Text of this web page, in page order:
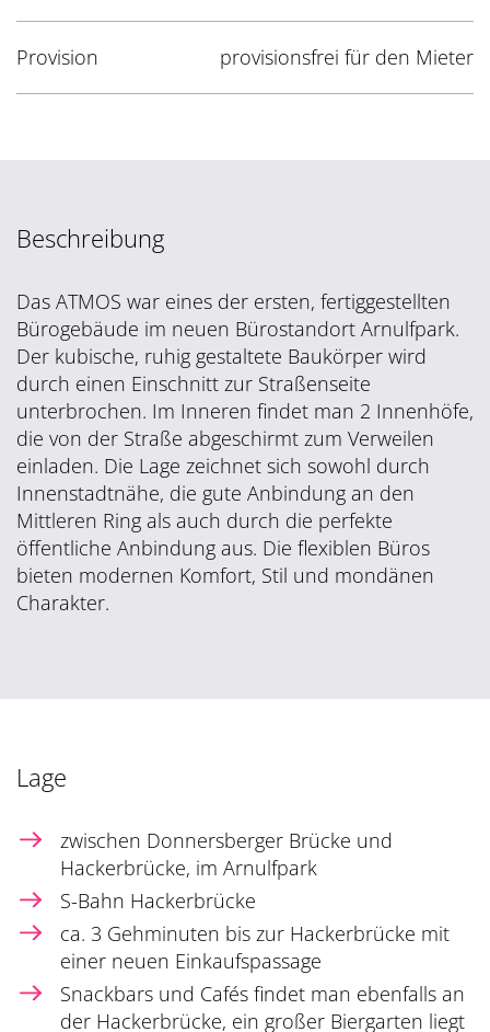
Provision provisionsfrei für den Mieter
Beschreibung
Das ATMOS war eines der ersten, fertiggestellten
Bürogebäude im neuen Bürostandort Arnulfpark.
Der kubische, ruhig gestaltete Baukörper wird
durch einen Einschnitt zur Straßenseite
unterbrochen. Im Inneren findet man 2 Innenhöfe,
die von der Straße abgeschirmt zum Verweilen
einladen. Die Lage zeichnet sich sowohl durch
Innenstadtnähe, die gute Anbindung an den
Mittleren Ring als auch durch die perfekte
öffentliche Anbindung aus. Die flexiblen Büros
bieten modernen Komfort, Stil und mondänen
Charakter.
Lage
zwischen Donnersberger Brücke und
Hackerbrücke, im Arnulfpark
S-Bahn Hackerbrücke
ca. 3 Gehminuten bis zur Hackerbrücke mit
einer neuen Einkaufspassage
Snackbars und Cafés findet man ebenfalls an
der Hackerbrücke, ein großer Biergarten liegt